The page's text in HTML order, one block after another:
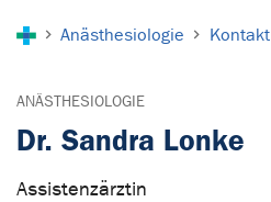
Anästhesiologie Kontakt
ANÄSTHESIOLOGIE
Dr. Sandra Lonke
Assistenzärztin